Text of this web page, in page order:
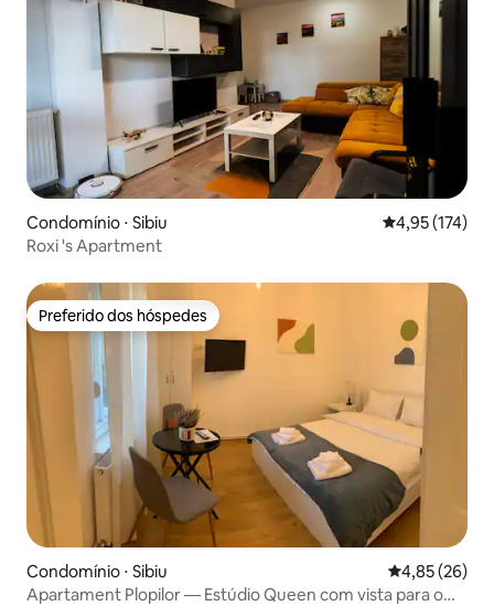
Condomínio ⋅ Sibiu 4,95 de uma
4,95 (174)
Roxi 's Apartment
Preferido dos hóspedes
Preferido dos hóspedes
Condomínio ⋅ Sibiu 4,85 de uma
4,85 (26)
Apartament Plopilor — Estúdio Queen com vista para o